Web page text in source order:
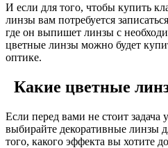
И если для того, чтобы купить
линзы вам потребуется
где он выпишет линзы с
цветные линзы можно будет
оптике.
Какие цветные
Если перед вами не стоит задача
выбирайте декоративные линзы
того, какого эффекта вы хотите